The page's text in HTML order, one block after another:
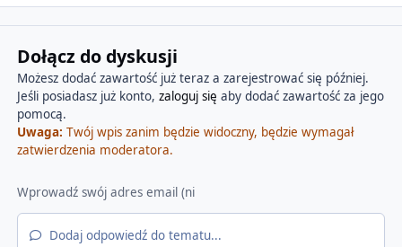
Dołącz do dyskusji
Możesz dodać zawartość już teraz a zarejestrować się później.
Jeśli posiadasz już konto, zaloguj się aby dodać zawartość za jego
pomocą.
Uwaga: Twój wpis zanim będzie widoczny, będzie wymagał
zatwierdzenia moderatora.
Dodaj odpowiedź do tematu...